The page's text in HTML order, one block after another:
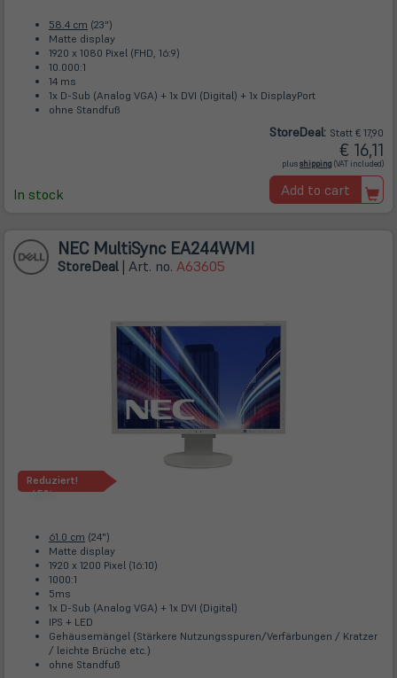
58.4 cm (23")
Matte display
1920 x 1080 Pixel (FHD, 16:9)
10.000:1
14 ms
1x D-Sub (Analog VGA) + 1x DVI (Digital) + 1x DisplayPort
ohne Standfuß
In stock
StoreDeal: Statt € 17,90
€ 16,11
plusshipping (öffnet
in
neuem
Tab)
(VAT included)
Add to cart
NEC MultiSync EA244WMI
StoreDeal | Art. no. A63605
Reduziert!
-65%
61.0 cm (24")
Matte display
1920 x 1200 Pixel (16:10)
1000:1
5ms
1x D-Sub (Analog VGA) + 1x DVI (Digital)
IPS + LED
Gehäusemängel (Stärkere Nutzungsspuren/Verfärbungen / Kratzer
/ leichte Brüche etc.)
ohne Standfuß